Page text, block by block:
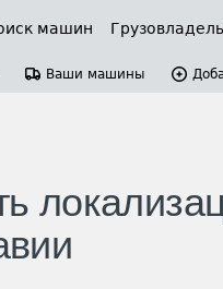
машин
Ваши машины